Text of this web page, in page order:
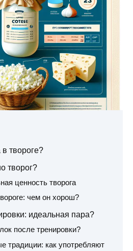
твороге?
творог?
ценность творога
чем он хорош?
идеальная пара?
после тренировки?
традиции: как употребляют